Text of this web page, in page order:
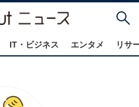
IT・ビジネス エンタメ リサ